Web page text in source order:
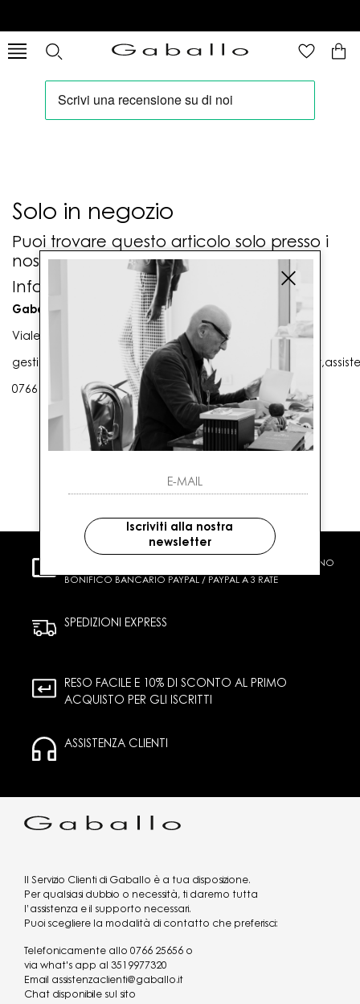
Solo in negozio
Puoi trovare questo articolo solo presso i
nostri punti vendita:
Info contatti
Gaballo Mario srl
Viale G. Matteotti n. 23 00053 Civitavecchia (RM)
0766 25656
CARTA DI CREDITO CONTRASSEGNO
BONIFICO BANCARIO PAYPAL / PAYPAL A 3 RATE
SPEDIZIONI EXPRESS
RESO FACILE E 10% DI SCONTO AL PRIMO
ACQUISTO PER GLI ISCRITTI
ASSISTENZA CLIENTI
Il Servizio Clienti di Gaballo è a tua disposizione.
Per qualsiasi dubbio o necessità, ti daremo tutta
l’assistenza e il supporto necessari.
Puoi scegliere la modalità di contatto che preferisci:
Telefonicamente allo 0766 25656 o
via what's app al 3519977320
Email assistenzaclienti@gaballo.it
Chat disponibile sul sito
Iscriviti alla nostra
newsletter